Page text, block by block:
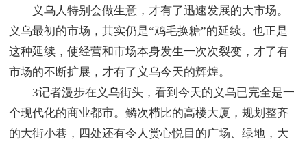
义乌人特别会做生意，才有了迅速发展的大市场。
义乌最初的市场，其实仍是“鸡毛换糖”的延续。也正是
这种延续，使经营和市场本身发生一次次裂变，才了有
市场的不断扩展，才有了义乌今天的辉煌。
3记者漫步在义乌街头，看到今天的义乌已完全是一
个现代化的商业都市。鳞次栉比的高楼大厦，规划整齐
的大街小巷，四处还有令人赏心悦目的广场、绿地，大